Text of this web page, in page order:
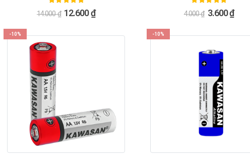
ngoài 5
14.000₫ 12.600₫ ngoài 5
4.000₫ 3.600₫
-10% -10%